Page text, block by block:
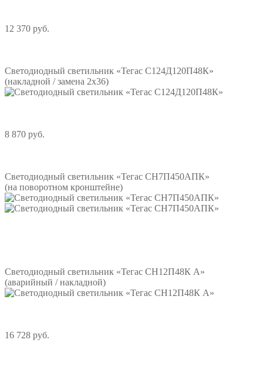
12 370 руб.
Светодиодный светильник «Тегас С124Д120П48К»
(накладной / замена 2х36)
8 870 руб.
Светодиодный светильник «Тегас СН7П450АПК»
(на поворотном кронштейне)
Светодиодный светильник «Тегас СН12П48К А»
(аварийный / накладной)
16 728 руб.